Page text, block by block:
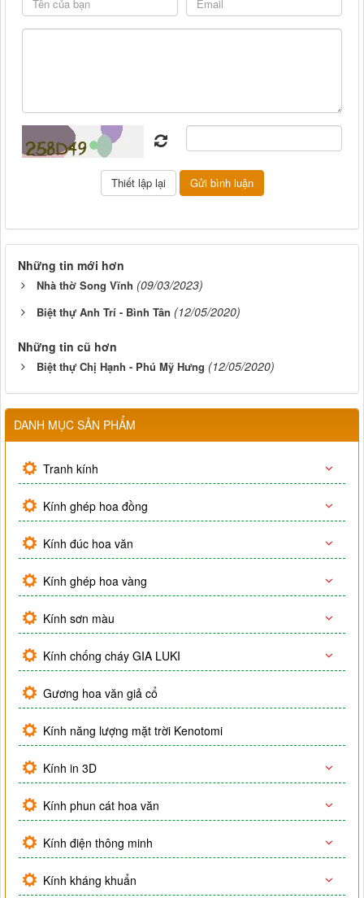
Những tin mới hơn
Nhà thờ Song Vĩnh (09/03/2023)
Biệt thự Anh Trí - Bình Tân (12/05/2020)
Những tin cũ hơn
Biệt thự Chị Hạnh - Phú Mỹ Hưng (12/05/2020)
DANH MỤC SẢN PHẨM
Tranh kính
Kính ghép hoa đồng
Kính đúc hoa văn
Kính ghép hoa vàng
Kính sơn màu
Kính chống cháy GIA LUKI
Gương hoa văn giả cổ
Kính năng lượng mặt trời Kenotomi
Kính in 3D
Kính phun cát hoa văn
Kính điện thông minh
Kính kháng khuẩn